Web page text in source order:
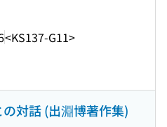
<KS137-G11>
対話 (出淵博著作集)